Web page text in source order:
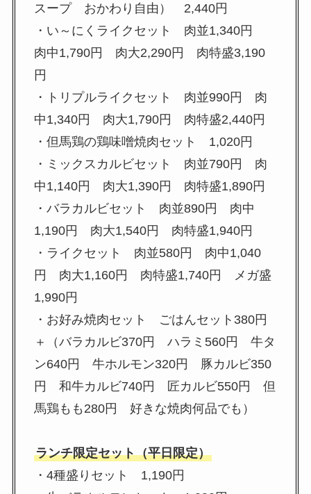
スープ おかわり自由） 2,440円
・い～にくライクセット 肉並1,340円
肉中1,790円 肉大2,290円 肉特盛3,190
円
・トリプルライクセット 肉並990円 肉
中1,340円 肉大1,790円 肉特盛2,440円
・但馬鶏の鶏味噌焼肉セット 1,020円
・ミックスカルビセット 肉並790円 肉
中1,140円 肉大1,390円 肉特盛1,890円
・バラカルビセット 肉並890円 肉中
1,190円 肉大1,540円 肉特盛1,940円
・ライクセット 肉並580円 肉中1,040
円 肉大1,160円 肉特盛1,740円 メガ盛
1,990円
・お好み焼肉セット ごはんセット380円
＋（バラカルビ370円 ハラミ560円 牛タ
ン640円 牛ホルモン320円 豚カルビ350
円 和牛カルビ740円 匠カルビ550円 但
馬鶏もも280円 好きな焼肉何品でも）
ランチ限定セット（平日限定）
・4種盛りセット 1,190円